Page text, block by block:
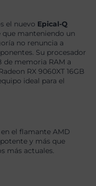
el nuevo Epical-Q
manteniendo un
no renuncia a
Su procesador
de memoria RAM a
RX 9060XT 16GB
ideal para el
en el flamante AMD
y más que
más actuales.